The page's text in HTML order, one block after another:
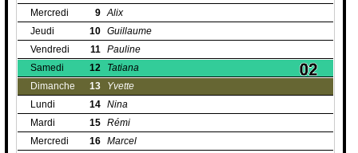
Mercredi
9 Alix
Jeudi
10 Guillaume
Vendredi
11 Pauline
Samedi
12
Tatiana
Dimanche
13
Yvette
Lundi
14 Nina
Mardi
15 Rémi
Mercredi
16 Marcel